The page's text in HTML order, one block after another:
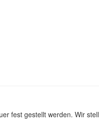
fest gestellt werden. Wir